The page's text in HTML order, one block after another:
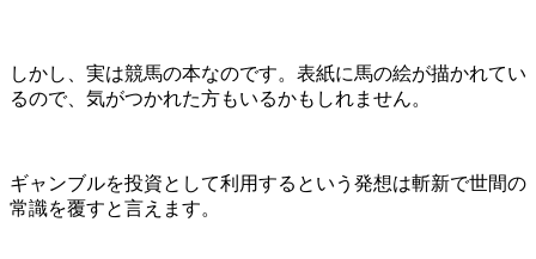
しかし、実は競馬の本なのです。表紙に馬の絵が描かれてい
るので、気がつかれた方もいるかもしれません。
ギャンブルを投資として利用するという発想は斬新で世間の
常識を覆すと言えます。